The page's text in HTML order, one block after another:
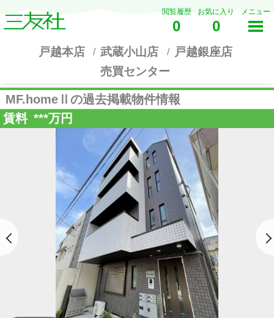
閲覧履歴
0
お気に入り
0
メニュー
戸越本店 武蔵小山店
戸越銀座店
売買センター
MF.homeⅡの過去掲載物件情報
賃料 ***万円